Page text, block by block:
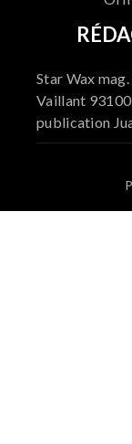
Star Wax
Vaillant
publication